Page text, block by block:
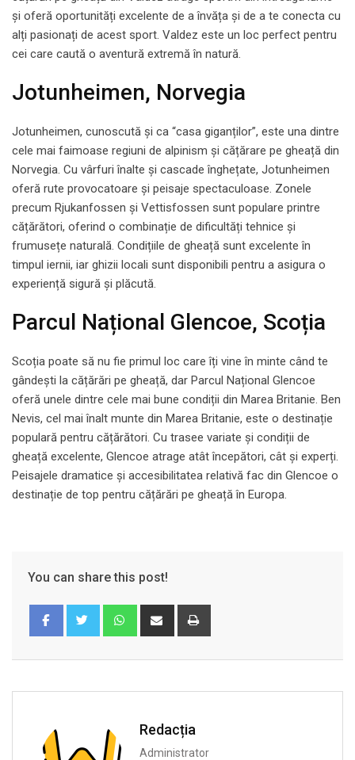
și oferă oportunități excelente de a învăța și de a te conecta cu
alți pasionați de acest sport. Valdez este un loc perfect pentru
cei care caută o aventură extremă în natură.
Jotunheimen, Norvegia
Jotunheimen, cunoscută și ca “casa giganților”, este una dintre
cele mai faimoase regiuni de alpinism și cățărare pe gheață din
Norvegia. Cu vârfuri înalte și cascade înghețate, Jotunheimen
oferă rute provocatoare și peisaje spectaculoase. Zonele
precum Rjukanfossen și Vettisfossen sunt populare printre
cățărători, oferind o combinație de dificultăți tehnice și
frumusețe naturală. Condițiile de gheață sunt excelente în
timpul iernii, iar ghizii locali sunt disponibili pentru a asigura o
experiență sigură și plăcută.
Parcul Național Glencoe, Scoția
Scoția poate să nu fie primul loc care îți vine în minte când te
gândești la cățărări pe gheață, dar Parcul Național Glencoe
oferă unele dintre cele mai bune condiții din Marea Britanie. Ben
Nevis, cel mai înalt munte din Marea Britanie, este o destinație
populară pentru cățărători. Cu trasee variate și condiții de
gheață excelente, Glencoe atrage atât începători, cât și experți.
Peisajele dramatice și accesibilitatea relativă fac din Glencoe o
destinație de top pentru cățărări pe gheață în Europa.
You can share this post!
WhatsappShare
Redacția
Administrator